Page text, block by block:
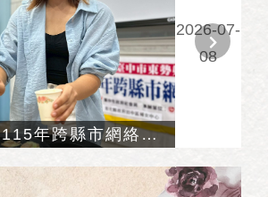
【活動成果】115年跨縣市網絡合作及資源連結-她的影像，山城的故事展覽巡展與講座
2026-07-
08